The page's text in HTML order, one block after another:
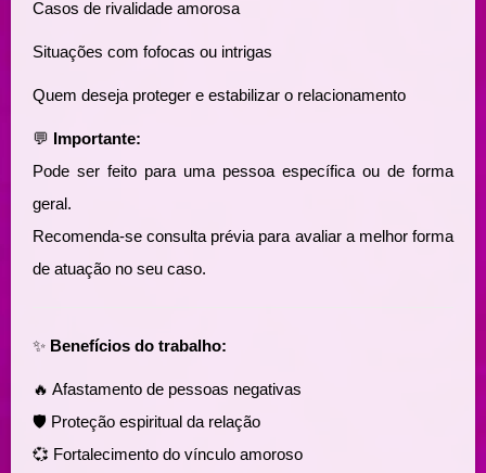
Casos de rivalidade amorosa
Situações com fofocas ou intrigas
Quem deseja proteger e estabilizar o relacionamento
💬 Importante:
Pode ser feito para uma pessoa específica ou de forma
geral.
Recomenda-se consulta prévia para avaliar a melhor forma
de atuação no seu caso.
✨ Benefícios do trabalho:
🔥 Afastamento de pessoas negativas
🛡️ Proteção espiritual da relação
💞 Fortalecimento do vínculo amoroso